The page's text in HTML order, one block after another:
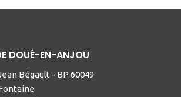
DOUÉ-EN-ANJOU
Bégault - BP 60049